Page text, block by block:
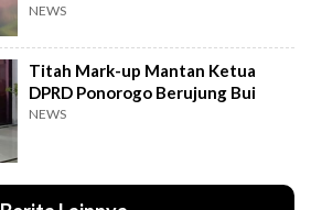
NEWS
Titah Mark-up Mantan Ketua
DPRD Ponorogo Berujung Bui
NEWS